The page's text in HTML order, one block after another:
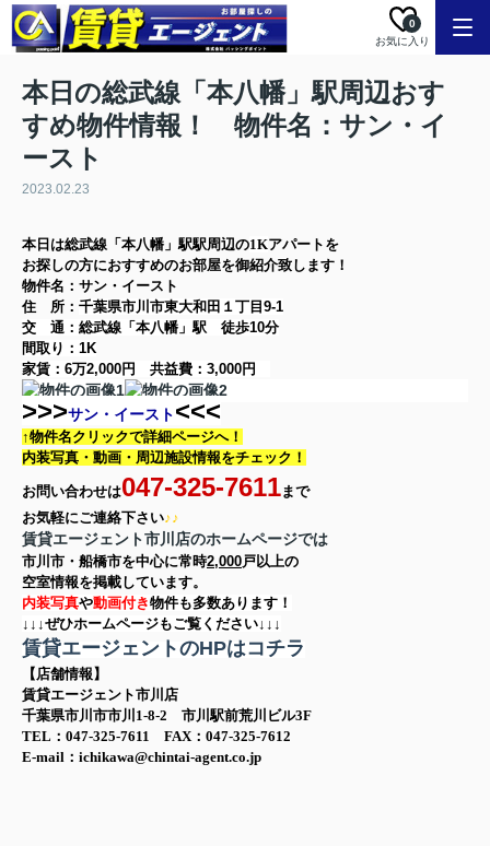
お気に入り
0
本日の総武線「本八幡」駅周辺おす
すめ物件情報！ 物件名：サン・イ
ースト
2023.02.23
本日は総武線「本八幡」駅駅周辺の1Kアパート を
お探しの方におすすめのお部屋を御紹介致します！
物件名：サン・イースト
住 所： 千葉県市川市東大和田１丁目9-1
交 通：総武線「本八幡」駅 徒歩10分
間取り： 1K
家賃： 6万2,000円 共益費： 3,000円
>>>サン・イースト<<<
↑物件名クリックで詳細ページへ！
内装写真・動画・ 周辺施設情報をチェック！
お問い合わせは047-325-7611まで
お気軽にご連絡下さい♪♪
賃貸エージェント市川店のホームページでは
市川市・船橋市を中心に常時2,000戸以上の
空室情報を掲載しています。
内装写真や動画付き物件も多数あります！
↓↓↓ぜひホームページもご覧ください↓↓↓
賃貸エージェントのHPはコチラ
【店舗情報】
賃貸エージェント市川店
千葉県市川市市川1-8-2 市川駅前荒川ビル3F
TEL：047-325-7611 FAX：047-325-7612
E-mail：ichikawa@chintai-agent.co.jp